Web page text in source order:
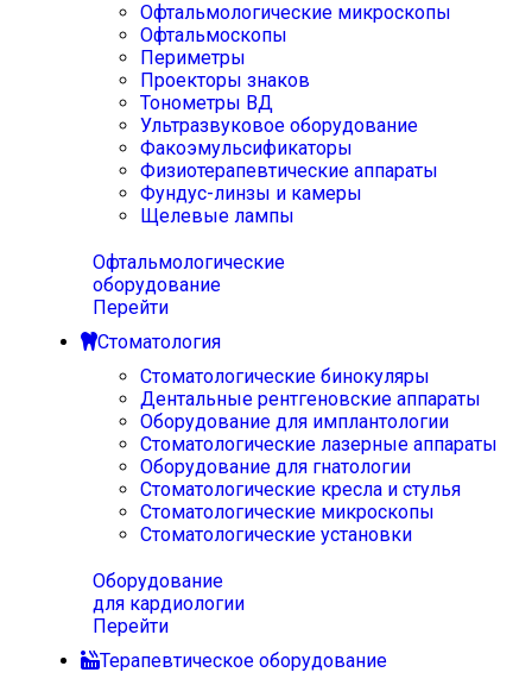
Офтальмологические микроскопы
Офтальмоскопы
Периметры
Проекторы знаков
Тонометры ВД
Ультразвуковое оборудование
Факоэмульсификаторы
Физиотерапевтические аппараты
Фундус-линзы и камеры
Щелевые лампы
Офтальмологические
оборудование
Перейти
Стоматология
Стоматологические бинокуляры
Дентальные рентгеновские аппараты
Оборудование для имплантологии
Стоматологические лазерные аппараты
Оборудование для гнатологии
Стоматологические кресла и стулья
Стоматологические микроскопы
Стоматологические установки
Оборудование
для кардиологии
Перейти
Терапевтическое оборудование